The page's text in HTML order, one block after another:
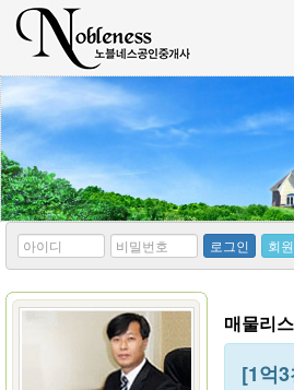
*
아
디
*
비
번
호
로그인 회
매물리
[1억